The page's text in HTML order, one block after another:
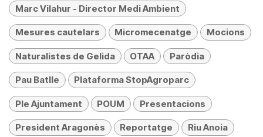
Marc Vilahur - Director Medi Ambient
Mesures cautelars Micromecenatge Mocions
Naturalistes de Gelida OTAA Paròdia
Pau Batlle Plataforma StopAgroparc
Ple Ajuntament POUM Presentacions
President Aragonès Reportatge Riu Anoia